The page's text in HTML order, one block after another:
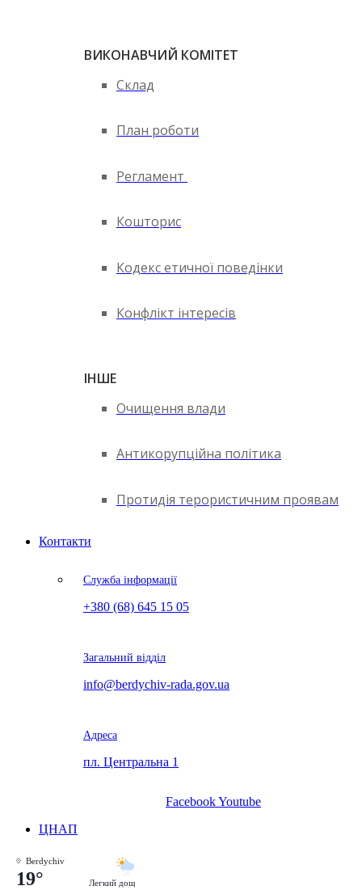
ВИКОНАВЧИЙ КОМІТЕТ
Склад
План роботи
Регламент
Кошторис
Кодекс етичної поведінки
Конфлікт інтересів
ІНШЕ
Очищення влади
Антикорупційна політика
Протидія терористичним проявам
Контакти
Служба інформації
+380 (68) 645 15 05
Загальний відділ
info@berdychiv-rada.gov.ua
Адреса
пл. Центральна 1
FacebookYoutube
ЦНАП
Berdychiv
19° Легкий дощ